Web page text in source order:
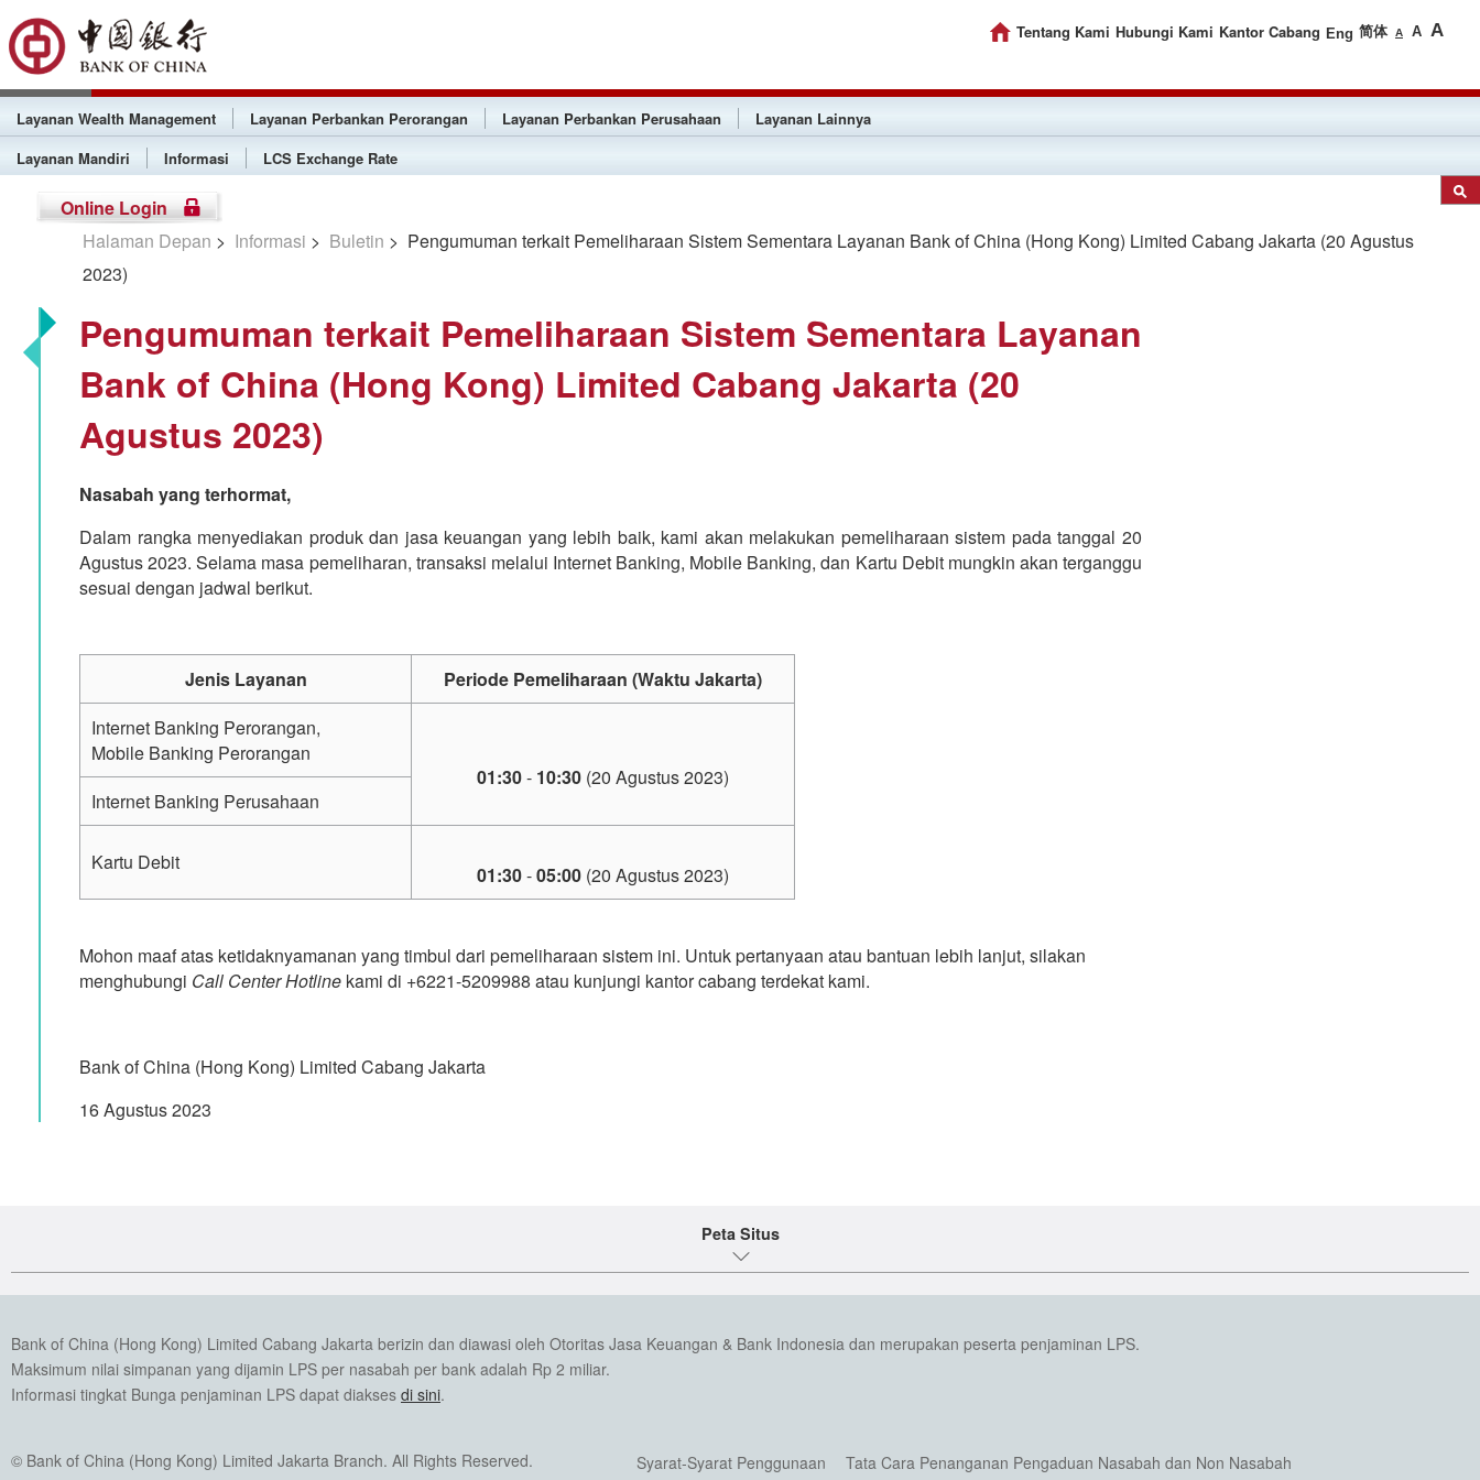
Tentang Kami Hubungi Kami Kantor Cabang Eng 简体 A A A
Layanan Wealth Management Layanan Perbankan Perorangan Layanan Perbankan Perusahaan
Layanan Lainnya
Layanan Mandiri
Informasi LCS Exchange Rate
Online Login
Halaman Depan > Informasi > Buletin > Pengumuman terkait Pemeliharaan Sistem Sementara Layanan Bank of China (Hong Kong) Limited Cabang Jakarta (20 Agustus
2023)
Pengumuman terkait Pemeliharaan Sistem Sementara Layanan
Bank of China (Hong Kong) Limited Cabang Jakarta (20
Agustus 2023)
Nasabah yang terhormat,
Dalam rangka menyediakan produk dan jasa keuangan yang lebih baik, kami akan melakukan pemeliharaan sistem pada tanggal 20
Agustus 2023. Selama masa pemeliharan, transaksi melalui Internet Banking, Mobile Banking, dan Kartu Debit mungkin akan terganggu
sesuai dengan jadwal berikut.
Jenis Layanan
Periode Pemeliharaan (Waktu Jakarta)
Internet Banking Perorangan,
Mobile Banking Perorangan
01:30- 10:30 (20 Agustus 2023)
Internet Banking Perusahaan
Kartu Debit
01:30-05:00 (20 Agustus 2023)
Mohon maaf atas ketidaknyamanan yang timbul dari pemeliharaan sistem ini. Untuk pertanyaan atau bantuan lebih lanjut, silakan
menghubungi Call Center Hotline kami di +6221-5209988 atau kunjungi kantor cabang terdekat kami.
Bank of China (Hong Kong) Limited Cabang Jakarta
16 Agustus 2023
Peta Situs
Bank of China (Hong Kong) Limited Cabang Jakarta berizin dan diawasi oleh Otoritas Jasa Keuangan & Bank Indonesia dan merupakan peserta penjaminan LPS.
Maksimum nilai simpanan yang dijamin LPS per nasabah per bank adalah Rp 2 miliar.
Informasi tingkat Bunga penjaminan LPS dapat diakses di sini.
© Bank of China (Hong Kong) Limited Jakarta Branch. All Rights Reserved. Syarat-Syarat Penggunaan Tata Cara Penanganan Pengaduan Nasabah dan Non Nasabah